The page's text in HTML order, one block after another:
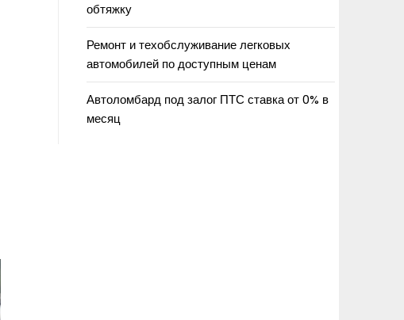
обтяжку
Ремонт и техобслуживание легковых
автомобилей по доступным ценам
Автоломбард под залог ПТС ставка от 0% в
месяц